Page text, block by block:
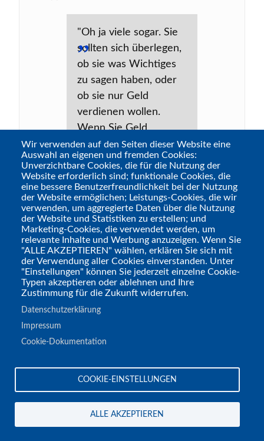
"Oh ja viele sogar. Sie
sollten sich überlegen,
ob sie was Wichtiges
zu sagen haben, oder
ob sie nur Geld
verdienen wollen.
Wenn Sie Geld
verdienen wollen, dann
müssen sie sich die
Tipps wo anders holen.
Wenn sie was
Wichtiges zu sagen
haben, dann sollten sie
sich einen guten Job
suchen, weil sie von
der Musik allein
niemals leben könnten.
erinnern (z.B. Dieter
Bohlen). Weil sie die
weiterentwickelt
haben. Oder erinnert
Wir verwenden auf den Seiten dieser Website eine
Auswahl an eigenen und fremden Cookies:
Unverzichtbare Cookies, die für die Nutzung der
Website erforderlich sind; funktionale Cookies, die
eine bessere Benutzerfreundlichkeit bei der Nutzung
der Website ermöglichen; Leistungs-Cookies, die wir
verwenden, um aggregierte Daten über die Nutzung
der Website und Statistiken zu erstellen; und
Marketing-Cookies, die verwendet werden, um
relevante Inhalte und Werbung anzuzeigen. Wenn Sie
"ALLE AKZEPTIEREN" wählen, erklären Sie sich mit
der Verwendung aller Cookies einverstanden. Unter
"Einstellungen" können Sie jederzeit einzelne Cookie-
Typen akzeptieren oder ablehnen und Ihre
Zustimmung für die Zukunft widerrufen.
Datenschutzerklärung
Impressum
Cookie-Dokumentation
COOKIE-EINSTELLUNGEN
ALLE AKZEPTIEREN